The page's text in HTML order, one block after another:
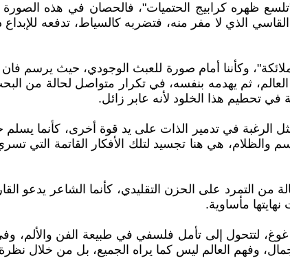
ظهره كرابيج الحتميات"، فالحصان في هذه الصورة
الذي لا مفر منه، فتضربه كالسياط، تدفعه
وكأننا أمام صورة للعبث الوجودي، حيث يرسم
العالم، ثم يهدمه بنفسه، في تكرار متواصل لحالة من
في تحطيم هذا الخلود لأنه عابر زائل.
تمثل الرغبة في تدمير الذات على يد قوة أخرى، كأنما
والظلام، هي هنا تجسيد لتلك الأفكار القاتمة التي
من التمرد على الحزن التقليدي، كأنما الشاعر يدعو
مأساوية.
لتتحول إلى تأمل فلسفي في طبيعة الفن والألم،
وفهم العالم ليس كما يراه الجميع، بل من خلال